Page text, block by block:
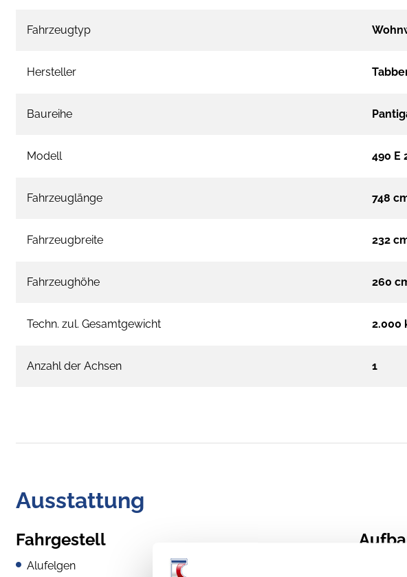
Fahrzeugtyp
Hersteller
Baureihe
Modell 490 E
Fahrzeuglänge 748
Fahrzeugbreite 232
Fahrzeughöhe 260
Techn. zul. Gesamtgewicht 2.000
Anzahl der Achsen 1
Ausstattung
Fahrgestell
Alufelgen